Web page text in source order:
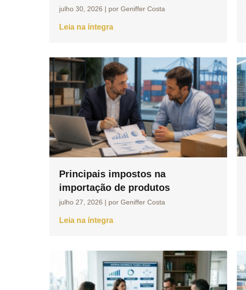
julho 30, 2026 | por Geniffer Costa
Leia na íntegra
Principais impostos na
importação de produtos
julho 27, 2026 | por Geniffer Costa
Leia na íntegra